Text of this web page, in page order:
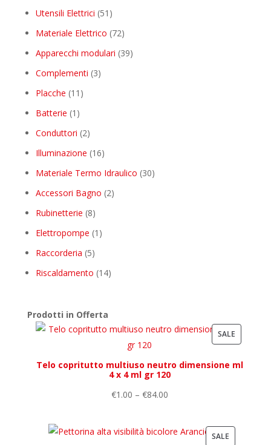
products
Utensili Elettrici 51 51
products
Materiale Elettrico 7272
products
Apparecchi modulari 3939
Complementi 33
Placche 11 11
Batterie 1 1
product
Conduttori 22
products
Illuminazione 1616
products
Materiale Termo Idraulico 3030
Accessori Bagno 22
Rubinetterie 88
products
Elettropompe 1 1
Raccorderia 55
products
Riscaldamento 1414
Prodotti in Offerta
SALE
SALE
Telo copritutto multiuso neutro dimensione ml
4 x 4 ml gr 120
€1.00 – €84.00
SALE